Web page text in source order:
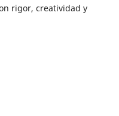
rigor, creatividad y